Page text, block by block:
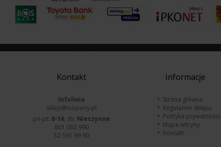
Kontakt
Infolinia
sklep@inopony.pl
pn-pt: 8-16, sb: Nieczynne
801 002 990
52 561 99 90
Informacje
Strona główna
Regulamin sklepu
Polityka prywatności
Mapa witryny
Kontakt